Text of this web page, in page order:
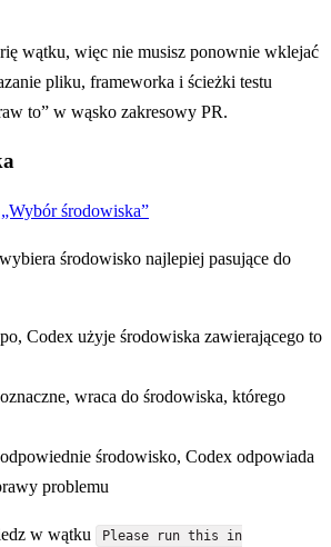
wątku, więc nie musisz ponownie wklejać
pliku, frameworka i ścieżki testu
to” w wąsko zakresowy PR.
środowiska”
środowisko najlepiej pasujące do
Codex użyje środowiska zawierającego to
wraca do środowiska, którego
środowisko, Codex odpowiada
problemu
w wątku
Please run this in